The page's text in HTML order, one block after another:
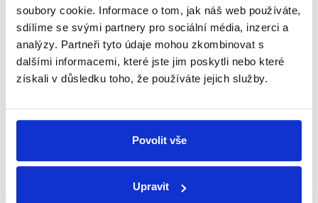
soubory cookie. Informace o tom, jak náš web používáte,
sdílíme se svými partnery pro sociální média, inzerci a
analýzy. Partneři tyto údaje mohou zkombinovat s
dalšími informacemi, které jste jim poskytli nebo které
získali v důsledku toho, že používáte jejich služby.
Povolit vše
Upravit
Přesun agend z Úřadu vlády očima
vlády a opozice
14. července 2026
Ministr práce a sociálních věcí Aleš Juchelka a
pořadu Události, komentáře na ČT24 debatovali o
Číst dál